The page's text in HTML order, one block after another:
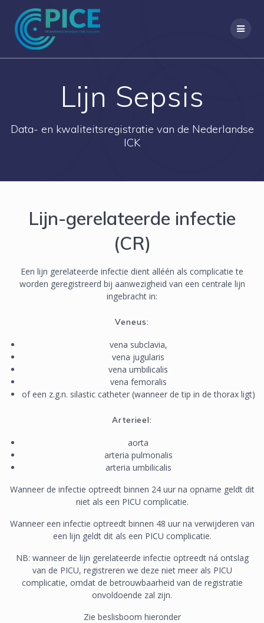
Lijn Sepsis
Data- en kwaliteitsregistratie van de Nederlandse
ICK
Lijn-gerelateerde infectie
(CR)
Een lijn gerelateerde infectie dient alléén als complicatie te
worden geregistreerd bij aanwezigheid van een centrale lijn
ingebracht in:
Veneus:
vena subclavia,
vena jugularis
vena umbilicalis
vena femoralis
of een z.g.n. silastic catheter (wanneer de tip in de thorax ligt)
Arterieel:
aorta
arteria pulmonalis
arteria umbilicalis
Wanneer de infectie optreedt binnen 24 uur na opname geldt dit
niet als een PICU complicatie.
Wanneer een infectie optreedt binnen 48 uur na verwijderen van
een lijn geldt dit als een PICU complicatie.
NB: wanneer de lijn gerelateerde infectie optreedt ná ontslag
van de PICU, registreren we deze niet meer als PICU
complicatie, omdat de betrouwbaarheid van de registratie
onvoldoende zal zijn.
Zie beslisboom hieronder